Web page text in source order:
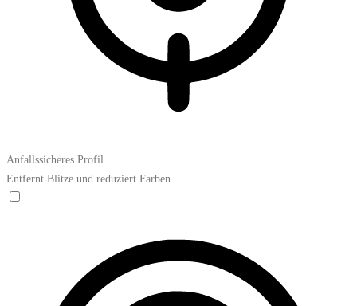
Anfallssicheres Profil
Entfernt Blitze und reduziert Farben